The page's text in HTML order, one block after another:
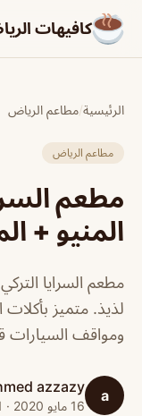
كافيهات
الرئيسية/مطاعم الرياض
مطاعم الرياض
مطعم
المنيو +
مطعم السرايا
لذيذ. متميز بأكلات
ومواقف السيارات
a
azzazy
16 مايو 2020 · 1 دقائق قراءة